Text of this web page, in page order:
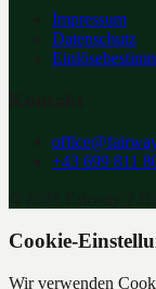
Impressum
Datenschutz
+43 699 811
Cookie-
Wir verwenden